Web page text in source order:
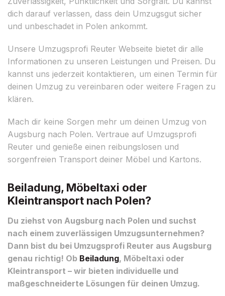
dich darauf verlassen, dass dein Umzugsgut sicher
und unbeschadet in Polen ankommt.
Unsere Umzugsprofi Reuter Webseite bietet dir alle
Informationen zu unseren Leistungen und Preisen. Du
kannst uns jederzeit kontaktieren, um einen Termin für
deinen Umzug zu vereinbaren oder weitere Fragen zu
klären.
Mach dir keine Sorgen mehr um deinen Umzug von
Augsburg nach Polen. Vertraue auf Umzugsprofi
Reuter und genieße einen reibungslosen und
sorgenfreien Transport deiner Möbel und Kartons.
Beiladung, Möbeltaxi oder
Kleintransport nach Polen?
Du ziehst von Augsburg nach Polen und suchst
nach einem zuverlässigen Umzugsunternehmen?
Dann bist du bei Umzugsprofi Reuter aus Augsburg
genau richtig! Ob Beiladung, Möbeltaxi oder
Kleintransport – wir bieten individuelle und
maßgeschneiderte Lösungen für deinen Umzug.